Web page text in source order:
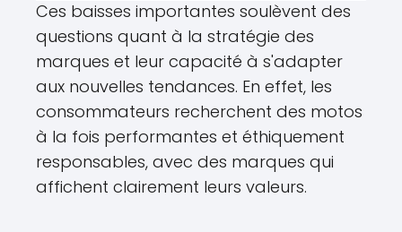
Ces baisses importantes soulèvent des
questions quant à la stratégie des
marques et leur capacité à s'adapter
aux nouvelles tendances. En effet, les
consommateurs recherchent des motos
à la fois performantes et éthiquement
responsables, avec des marques qui
affichent clairement leurs valeurs.